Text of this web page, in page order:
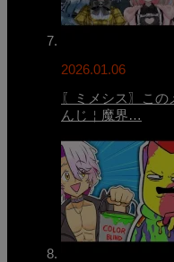
2026.01.06
〖ミメシス〗こ
んじ￤魔界…